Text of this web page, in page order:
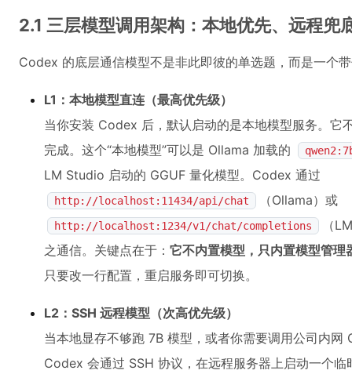
2.1 三层模型调用架构：本地优先、远程兜
Codex 的底层通信模型不是非此即彼的单选题，而是一个
L1：本地模型直连（最高优先级）
当你安装 Codex 后，默认启动的是本地模型服务。它
完成。这个“本地模型”可以是 Ollama 加载的
LM Studio 启动的 GGUF 量化模型。Codex 通过
http://localhost:11434/api/chat （Ollama）或
http://localhost:1234/v1/chat/completions
（
之通信。关键点在于： 它不内置模型，只内置模型管理
只要改一行配置，重启服务即可切换。
L2：SSH 远程模型（次高优先级）
当本地显存不够跑 7B 模型，或者你需要调用公司内网
Codex 会通过 SSH 协议，在远程服务器上启动一个